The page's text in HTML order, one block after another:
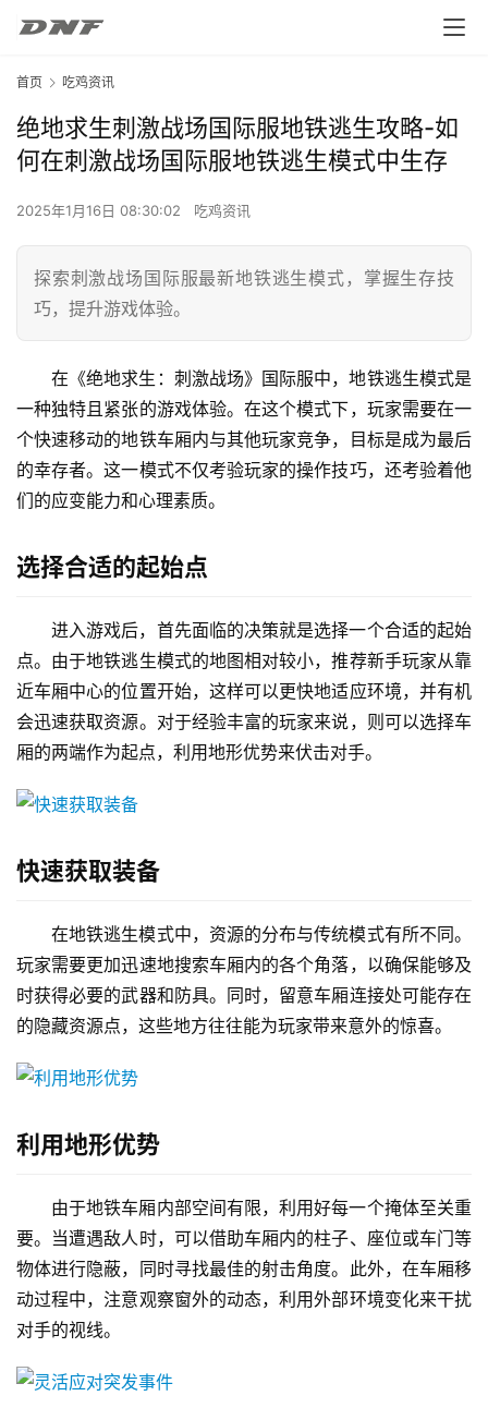
首页 吃鸡资讯
绝地求生刺激战场国际服地铁逃生攻略-如
何在刺激战场国际服地铁逃生模式中生存
2025年1月16日 08:30:02 吃鸡资讯
探索刺激战场国际服最新地铁逃生模式，掌握生存技
巧，提升游戏体验。
在《绝地求生：刺激战场》国际服中，地铁逃生模式是
一种独特且紧张的游戏体验。在这个模式下，玩家需要在一
个快速移动的地铁车厢内与其他玩家竞争，目标是成为最后
的幸存者。这一模式不仅考验玩家的操作技巧，还考验着他
们的应变能力和心理素质。
选择合适的起始点
进入游戏后，首先面临的决策就是选择一个合适的起始
点。由于地铁逃生模式的地图相对较小，推荐新手玩家从靠
近车厢中心的位置开始，这样可以更快地适应环境，并有机
会迅速获取资源。对于经验丰富的玩家来说，则可以选择车
厢的两端作为起点，利用地形优势来伏击对手。
快速获取装备
在地铁逃生模式中，资源的分布与传统模式有所不同。
玩家需要更加迅速地搜索车厢内的各个角落，以确保能够及
时获得必要的武器和防具。同时，留意车厢连接处可能存在
的隐藏资源点，这些地方往往能为玩家带来意外的惊喜。
利用地形优势
由于地铁车厢内部空间有限，利用好每一个掩体至关重
要。当遭遇敌人时，可以借助车厢内的柱子、座位或车门等
物体进行隐蔽，同时寻找最佳的射击角度。此外，在车厢移
动过程中，注意观察窗外的动态，利用外部环境变化来干扰
对手的视线。